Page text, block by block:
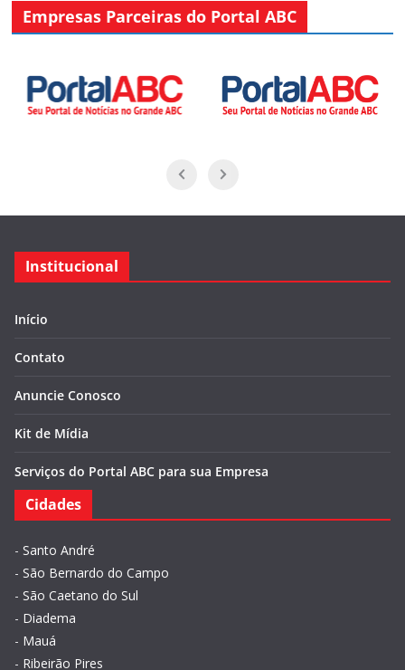
Empresas Parceiras do Portal ABC
Institucional
Início
Contato
Anuncie Conosco
Kit de Mídia
Serviços do Portal ABC para sua Empresa
Cidades
- Santo André
- São Bernardo do Campo
- São Caetano do Sul
- Diadema
- Mauá
- Ribeirão Pires